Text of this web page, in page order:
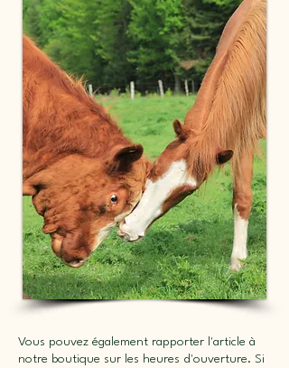
Vous pouvez également rapporter l'article à
notre boutique sur les heures d'ouverture. Si